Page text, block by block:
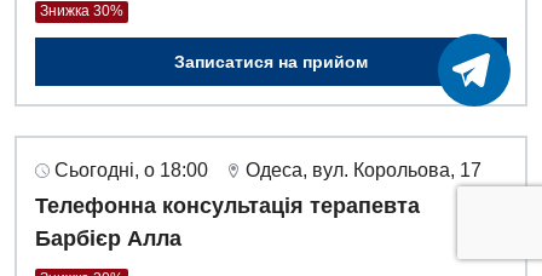
Знижка 30%
Записатися на прийом
Сьогодні, о 18:00 Одеса, вул. Корольова, 17
Телефонна консультація терапевта
Барбієр Алла